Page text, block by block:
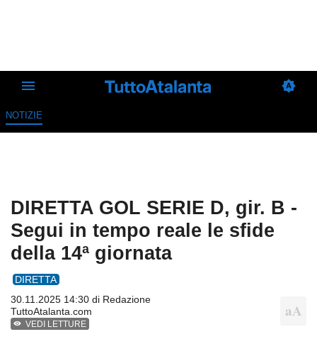
NOTIZIE
DIRETTA GOL SERIE D, gir. B -
Segui in tempo reale le sfide
della 14ª giornata
DIRETTA
30.11.2025 14:30 di Redazione
TuttoAtalanta.com
VEDI LETTURE